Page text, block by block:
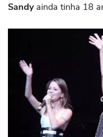
Sandyainda tinha 18